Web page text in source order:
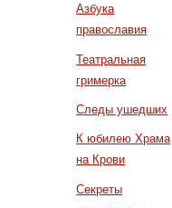
Азбука
православия
Театральная
гримерка
Следы ушедших
К юбилею Храма
на Крови
Секреты